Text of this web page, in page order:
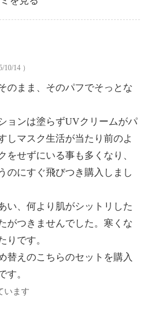
14 ）
のまま、そのパフでそっとな
ョンは塗らずUVクリームがパ
しマスク生活が当たり前のよ
をせずにいる事も多くなり、
のにすぐ飛びつき購入しまし
い、何より肌がシットリした
がつきませんでした。寒くな
りです。
替えのこちらのセットを購入
す。
います